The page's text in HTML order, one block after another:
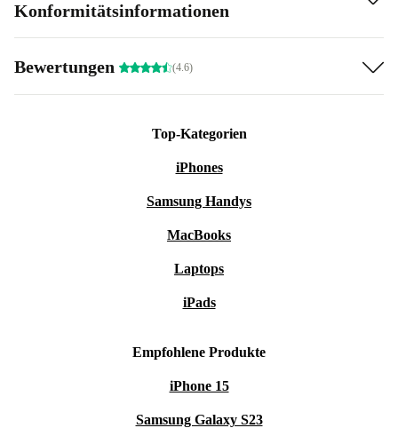
Konformitätsinformationen
Bewertungen (4.6)
Top-Kategorien
iPhones
Samsung Handys
MacBooks
Laptops
iPads
Empfohlene Produkte
iPhone 15
Samsung Galaxy S23